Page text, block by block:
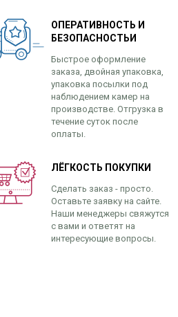
ОПЕРАТИВНОСТЬ И
БЕЗОПАСНОСТЬИ
Быстрое оформление
заказа, двойная упаковка,
упаковка посылки под
наблюдением камер на
производстве. Отгрузка в
течение суток после
оплаты.
ЛЁГКОСТЬ ПОКУПКИ
Сделать заказ - просто.
Оставьте заявку на сайте.
Наши менеджеры свяжутся
с вами и ответят на
интересующие вопросы.